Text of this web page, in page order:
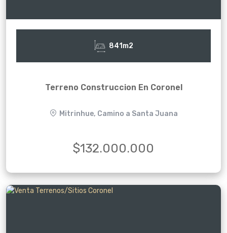
841m2
Terreno Construccion En Coronel
Mitrinhue, Camino a Santa Juana
$132.000.000